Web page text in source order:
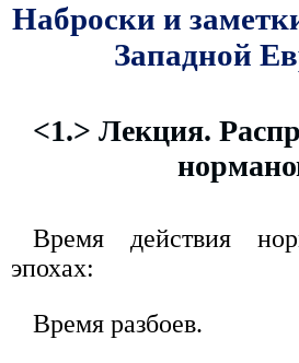
Наброски и
Западной
<1.> Лекция.
Время действия
эпохах:
Время разбоев.